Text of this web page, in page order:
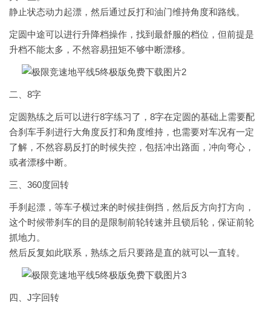
静止状态动力起漂，然后通过反打和油门维持角度和路线。
定圆中途可以进行升降档操作，找到最舒服的档位，但前提是
升档不能太多，不然容易扭矩不够中断漂移。
二、8字
定圆熟练之后可以进行8字练习了，8字在定圆的基础上需要配
合刹车手刹进行大角度反打和角度维持，也需要对车况有一定
了解，不然容易反打的时候失控，包括冲出路面，冲向弯心，
或者漂移中断。
三、360度回转
手刹起漂，等车子横过来的时候挂倒挡，然后反方向打方向，
这个时候带刹车的目的是限制前轮转速并且锁后轮，保证前轮
抓地力。
然后反复如此联系，熟练之后只要路是直的就可以一直转。
四、J字回转